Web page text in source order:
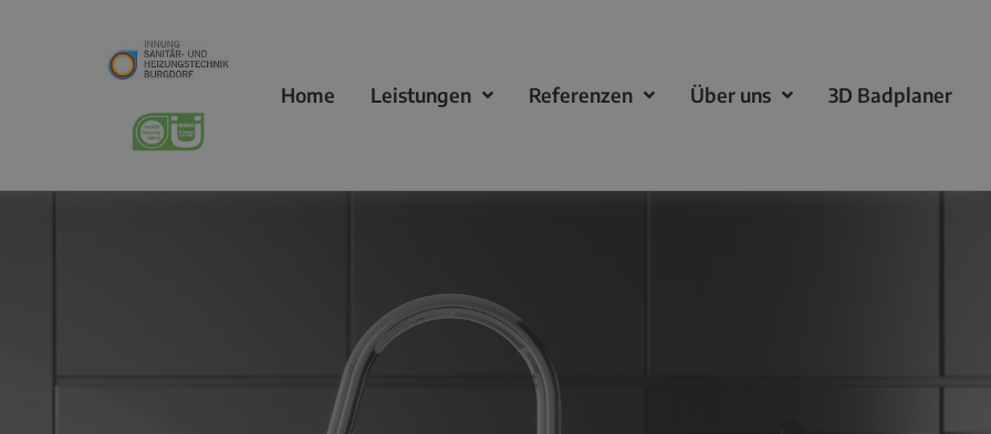
Home Leistungen Referenzen Über uns 3D Badplaner